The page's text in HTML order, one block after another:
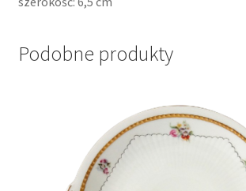
Podobne produkty